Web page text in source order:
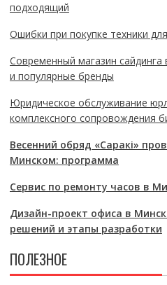
подходящий
Ошибки при покупке техники
Современный магазин
и популярные бренды
Юридическое обслуживание
комплексного сопровождения
Весенний обряд «Саракі»
Минском: программа
Сервис по ремонту часов в
Дизайн-проект офиса в
решений и этапы разработки
ПОЛЕЗНОЕ